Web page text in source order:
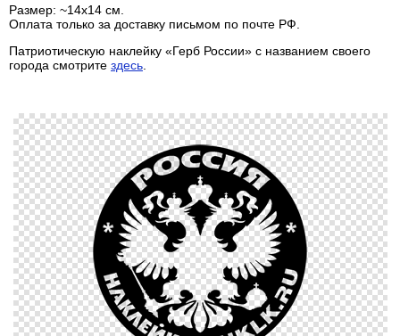
Размер: ~14х14 см.
Оплата только за доставку письмом по почте РФ.
Патриотическую наклейку «Герб России» с названием своего
города смотрите здесь